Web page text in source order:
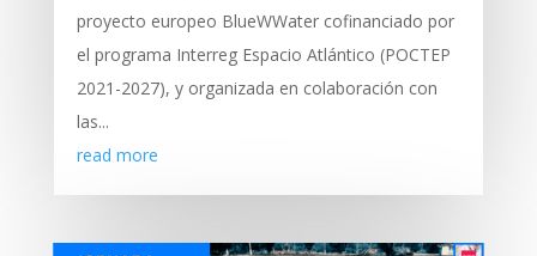
proyecto europeo BlueWWater cofinanciado por
el programa Interreg Espacio Atlántico (POCTEP
2021-2027), y organizada en colaboración con
las...
read more